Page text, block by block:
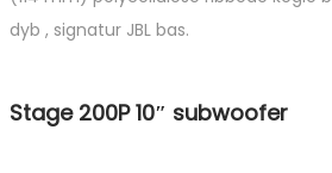
dyb , signatur JBL bas.
Stage 200P 10″ subwoofer